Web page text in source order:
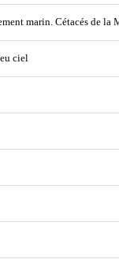
marin. Cétacés de la
ciel